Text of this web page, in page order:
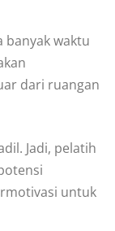
banyak waktu
dari ruangan
Jadi, pelatih
untuk